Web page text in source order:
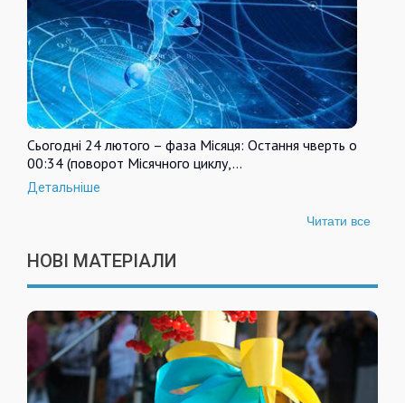
Сьогодні 24 лютого – фаза Місяця: Остання чверть о
00:34 (поворот Місячного циклу,…
Детальніше
Читати все
НОВІ МАТЕРІАЛИ